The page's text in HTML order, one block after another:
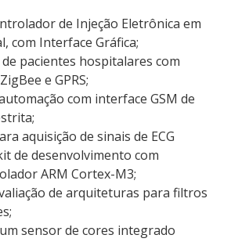
de Injeção Eletrônica em
com Interface Gráfica;
pacientes hospitalares com
e GPRS;
com interface GSM de
aquisição de sinais de ECG
de desenvolvimento com
ARM Cortex-M3;
de arquiteturas para filtros
sensor de cores integrado